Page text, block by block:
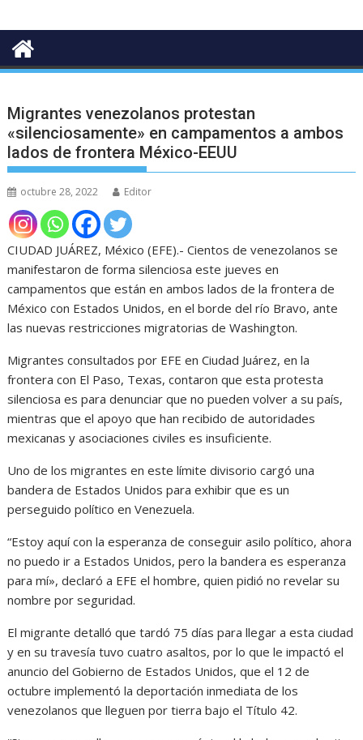
Migrantes venezolanos protestan
«silenciosamente» en campamentos a ambos
lados de frontera México-EEUU
octubre 28, 2022 Editor
CIUDAD JUÁREZ, México (EFE).- Cientos de venezolanos se
manifestaron de forma silenciosa este jueves en
campamentos que están en ambos lados de la frontera de
México con Estados Unidos, en el borde del río Bravo, ante
las nuevas restricciones migratorias de Washington.
Migrantes consultados por EFE en Ciudad Juárez, en la
frontera con El Paso, Texas, contaron que esta protesta
silenciosa es para denunciar que no pueden volver a su país,
mientras que el apoyo que han recibido de autoridades
mexicanas y asociaciones civiles es insuficiente.
Uno de los migrantes en este límite divisorio cargó una
bandera de Estados Unidos para exhibir que es un
perseguido político en Venezuela.
“Estoy aquí con la esperanza de conseguir asilo político, ahora
no puedo ir a Estados Unidos, pero la bandera es esperanza
para mí», declaró a EFE el hombre, quien pidió no revelar su
nombre por seguridad.
El migrante detalló que tardó 75 días para llegar a esta ciudad
y en su travesía tuvo cuatro asaltos, por lo que le impactó el
anuncio del Gobierno de Estados Unidos, que el 12 de
octubre implementó la deportación inmediata de los
venezolanos que lleguen por tierra bajo el Título 42.